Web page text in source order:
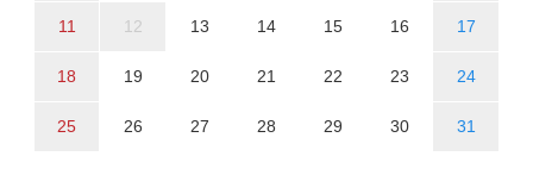
11 12 13 14 15 16 17
18 19 20 21 22 23 24
25 26 27 28 29 30 31